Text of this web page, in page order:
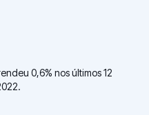
0,6% nos últimos 12